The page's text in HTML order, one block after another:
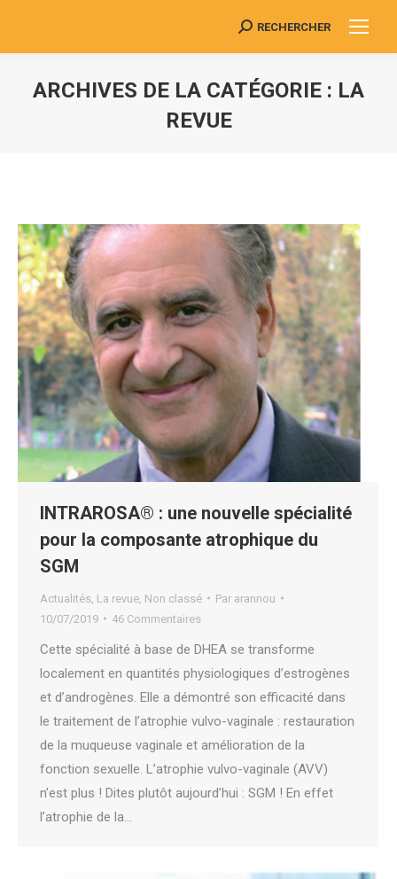
Search:
RECHERCHER
ARCHIVES DE LA CATÉGORIE : LA
REVUE
INTRAROSA® : une nouvelle spécialité
pour la composante atrophique du
SGM
Actualités La revue Non classé Par arannou
10/07/2019
46 Commentaires
Cette spécialité à base de DHEA se transforme
localement en quantités physiologiques d’estrogènes
et d’androgènes. Elle a démontré son efficacité dans
le traitement de l’atrophie vulvo-vaginale : restauration
de la muqueuse vaginale et amélioration de la
fonction sexuelle. L’atrophie vulvo-vaginale (AVV)
n’est plus ! Dites plutôt aujourd’hui : SGM ! En effet
l’atrophie de la…